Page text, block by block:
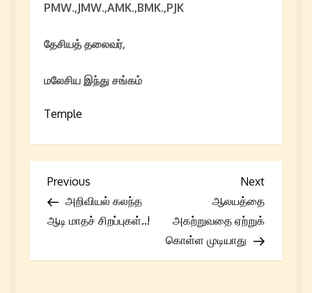
PMW.,JMW.,AMK.,BMK.,PJK
தேசியத் தலைவர்,
மலேசிய இந்து சங்கம்
Temple
P
o
Previous
Post
Previous
அறிவியல் கலந்த
ஆடி மாதச் சிறப்புகள்..!
Next
Post
Next
ஆலயத்தை
அகற்றுவதை ஏற்றுக்
கொள்ள முடியாது